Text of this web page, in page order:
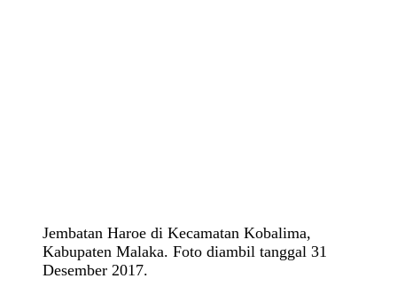
Jembatan Haroe di Kecamatan Kobalima,
Kabupaten Malaka. Foto diambil tanggal 31
Desember 2017.